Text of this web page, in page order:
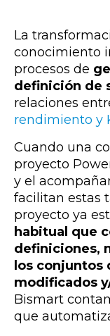
La
conocimiento
procesos de
definición de
relaciones
rendimiento y
Cuando una
proyecto
y el
facilitan estas
proyecto ya
habitual que
definiciones,
los conjuntos
modificados
Bismart
que